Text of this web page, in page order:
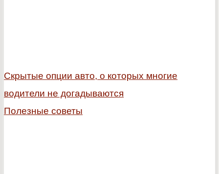
Скрытые опции авто, о которых многие
водители не догадываются
Полезные советы